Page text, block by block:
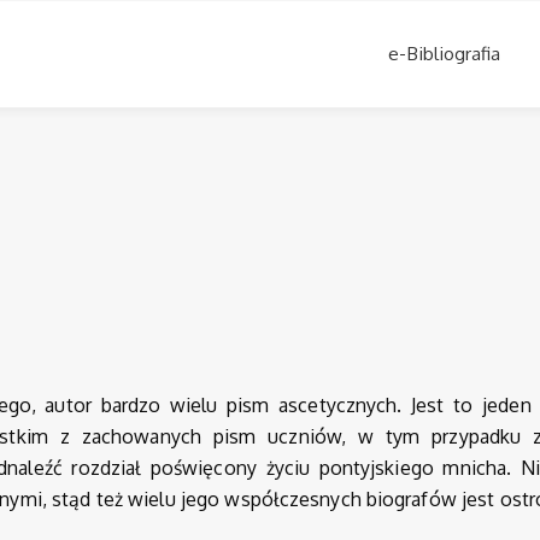
e-Bibliografia
autor bardzo wielu pism ascetycznych. Jest to
z zachowanych pism uczniów, w tym przypadku
rozdział poświęcony życiu pontyjskiego mnicha.
stąd też wielu jego współczesnych biografów jest